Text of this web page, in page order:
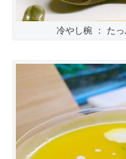
冷やし椀 ： た